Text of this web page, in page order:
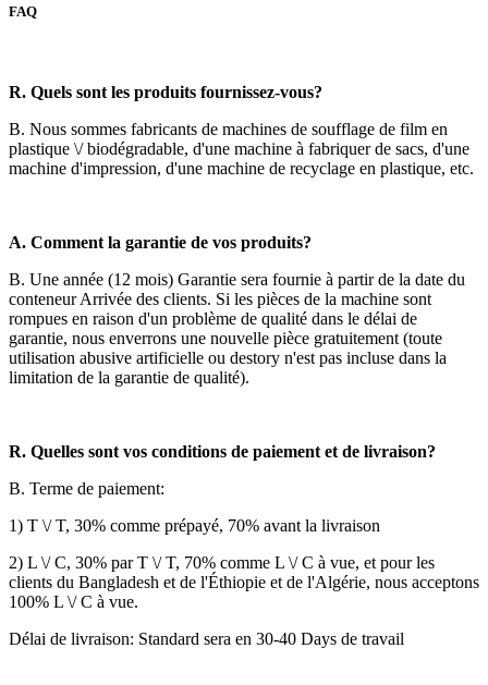
FAQ
R. Quels sont les produits fournissez-vous?
B. Nous sommes fabricants de machines de soufflage de film en
plastique \/ biodégradable, d'une machine à fabriquer de sacs, d'une
machine d'impression, d'une machine de recyclage en plastique, etc.
A. Comment la garantie de vos produits?
B. Une année (12 mois) Garantie sera fournie à partir de la date du
conteneur Arrivée des clients. Si les pièces de la machine sont
rompues en raison d'un problème de qualité dans le délai de
garantie, nous enverrons une nouvelle pièce gratuitement (toute
utilisation abusive artificielle ou destory n'est pas incluse dans la
limitation de la garantie de qualité).
R. Quelles sont vos conditions de paiement et de livraison?
B. Terme de paiement:
1) T \/ T, 30% comme prépayé, 70% avant la livraison
2) L \/ C, 30% par T \/ T, 70% comme L \/ C à vue, et pour les
clients du Bangladesh et de l'Éthiopie et de l'Algérie, nous acceptons
100% L \/ C à vue.
Délai de livraison: Standard sera en 30-40 Days de travail